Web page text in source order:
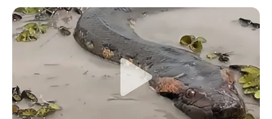
-ad9
O jornalismo do JASB.com.br precisa de você para continuar
marcando ponto na vida das pessoas.
Compartilhe as nossas
notícias em suas redes sociais!